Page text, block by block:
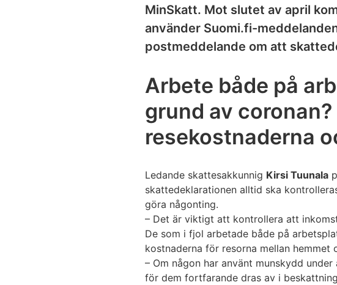
MinSkatt. Mot slutet av april
använder Suomi.fi-
postmeddelande om att
Arbete både på
grund av
resekostnaderna
Ledande skattesakkunnig Kirsi Tuunala
skattedeklarationen alltid ska
göra någonting.
– Det är viktigt att kontrollera att
De som i fjol arbetade både på
kostnaderna för resorna mellan
– Om någon har använt munskydd
för dem fortfarande dras av i